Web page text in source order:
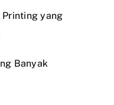
Printing yang
Banyak